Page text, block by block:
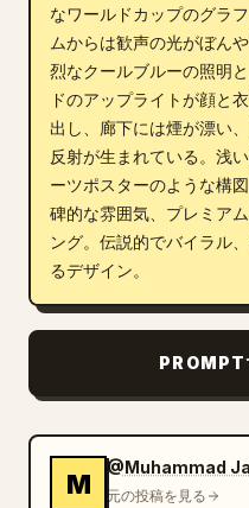
なワールドカップのグラ
ムからは歓声の光がぼん
烈なクールブルーの照明
ドのアップライトが顔と
出し、廊下には煙が漂い
反射が生まれている。浅
ーツポスターのような構
碑的な雰囲気、プレミア
ング。伝説的でバイラル
るデザイン。
PROMPT
M
@Muhammad
元の投稿を見る